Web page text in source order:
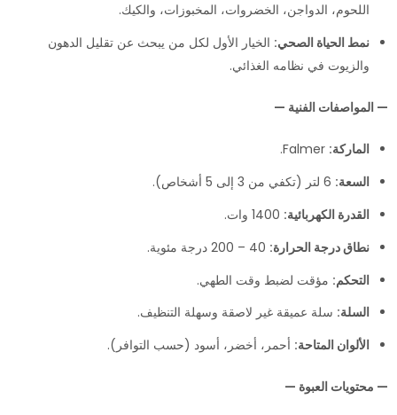
اللحوم، الدواجن، الخضروات، المخبوزات، والكيك.
نمط الحياة الصحي: الخيار الأول لكل من يبحث عن تقليل الدهون
والزيوت في نظامه الغذائي.
— المواصفات الفنية —
الماركة:
السعة:
القدرة الكهربائية:
نطاق درجة الحرارة:
التحكم: مؤقت لضبط وقت الطهي.
السلة: سلة عميقة غير لاصقة وسهلة التنظيف.
الألوان المتاحة: أحمر، أخضر، أسود (حسب التوافر).
— محتويات العبوة —